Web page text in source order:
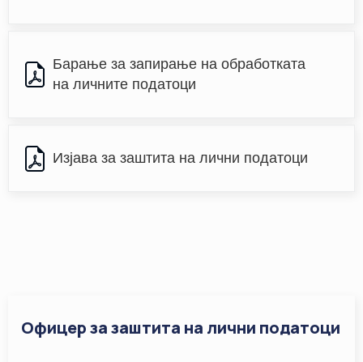
Барање за запирање на обработката
на личните податоци
Изјава за заштита на лични податоци
Офицер за заштита на лични податоци